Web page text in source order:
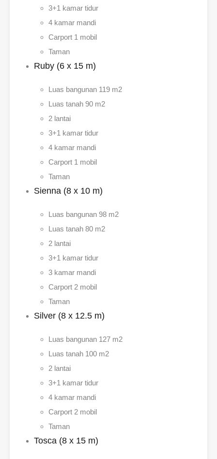
3+1 kamar tidur
4 kamar mandi
Carport 1 mobil
Taman
Ruby (6 x 15 m)
Luas bangunan 119 m2
Luas tanah 90 m2
2 lantai
3+1 kamar tidur
4 kamar mandi
Carport 1 mobil
Taman
Sienna (8 x 10 m)
Luas bangunan 98 m2
Luas tanah 80 m2
2 lantai
3+1 kamar tidur
3 kamar mandi
Carport 2 mobil
Taman
Silver (8 x 12.5 m)
Luas bangunan 127 m2
Luas tanah 100 m2
2 lantai
3+1 kamar tidur
4 kamar mandi
Carport 2 mobil
Taman
Tosca (8 x 15 m)